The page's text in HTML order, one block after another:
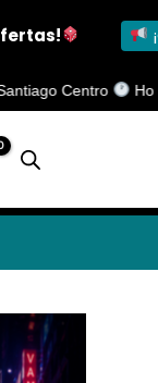
Centro Horario